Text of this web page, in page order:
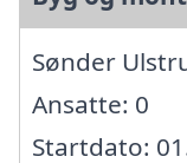
Sønder
Ansatte: 0
Startdato: